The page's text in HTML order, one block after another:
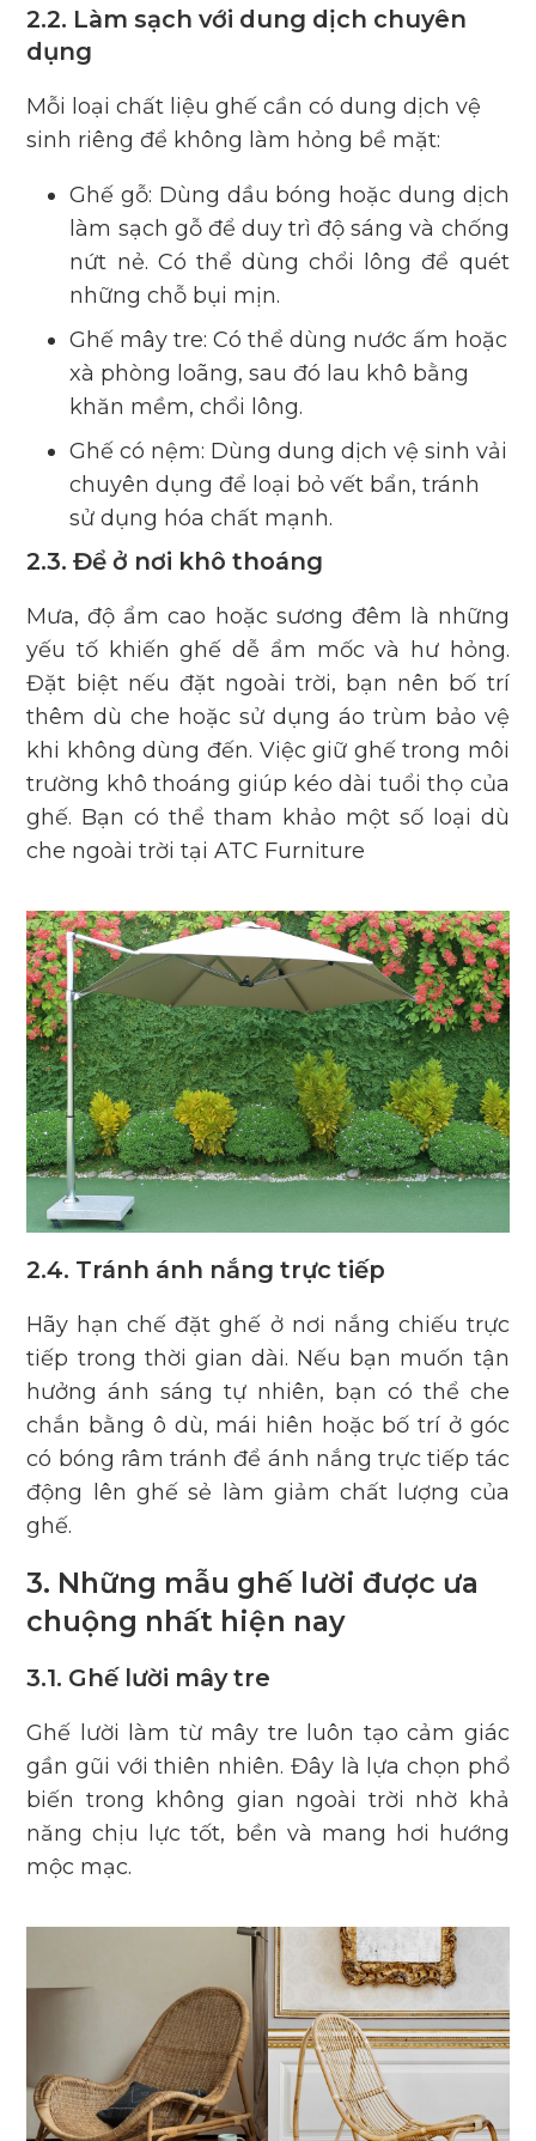
2.2. Làm sạch với dung dịch chuyên
dụng
Mỗi loại chất liệu ghế cần có dung dịch vệ
sinh riêng để không làm hỏng bề mặt:
Ghế gỗ: Dùng dầu bóng hoặc dung dịch
làm sạch gỗ để duy trì độ sáng và chống
nứt nẻ. Có thể dùng chổi lông để quét
những chỗ bụi mịn.
Ghế mây tre: Có thể dùng nước ấm hoặc
xà phòng loãng, sau đó lau khô bằng
khăn mềm, chổi lông.
Ghế có nệm: Dùng dung dịch vệ sinh vải
chuyên dụng để loại bỏ vết bẩn, tránh
sử dụng hóa chất mạnh.
2.3. Để ở nơi khô thoáng
Mưa, độ ẩm cao hoặc sương đêm là những
yếu tố khiến ghế dễ ẩm mốc và hư hỏng.
Đặt biệt nếu đặt ngoài trời, bạn nên bố trí
thêm dù che hoặc sử dụng áo trùm bảo vệ
khi không dùng đến. Việc giữ ghế trong môi
trường khô thoáng giúp kéo dài tuổi thọ của
ghế. Bạn có thể tham khảo một số loại dù
che ngoài trời tại ATC Furniture
2.4. Tránh ánh nắng trực tiếp
Hãy hạn chế đặt ghế ở nơi nắng chiếu trực
tiếp trong thời gian dài. Nếu bạn muốn tận
hưởng ánh sáng tự nhiên, bạn có thể che
chắn bằng ô dù, mái hiên hoặc bố trí ở góc
có bóng râm tránh để ánh nắng trực tiếp tác
động lên ghế sẻ làm giảm chất lượng của
ghế.
3. Những mẫu ghế lười được ưa
chuộng nhất hiện nay
3.1. Ghế lười mây tre
Ghế lười làm từ mây tre luôn tạo cảm giác
gần gũi với thiên nhiên. Đây là lựa chọn phổ
biến trong không gian ngoài trời nhờ khả
năng chịu lực tốt, bền và mang hơi hướng
mộc mạc.